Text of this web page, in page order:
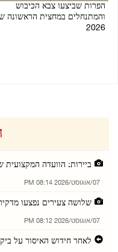
הפרות שביצעו צבא הכיבוש
והמתנחלים במחצית הראשונה
2026
ביירות: הוועדה
07/אוגוסט/2026 08:14 PM
שלושה צעירים נפצעו
07/אוגוסט/2026 08:12 PM
לאחר חידוש האיסור על